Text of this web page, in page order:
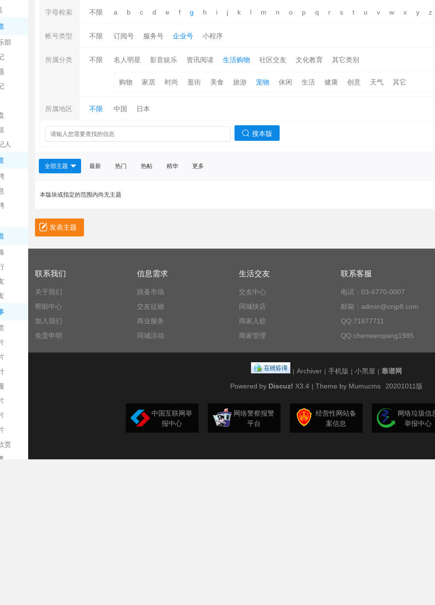
部
人
赏
字母检索 不限 a b c d e f g h i j k l m n o p q r s t u v w x y z
帐号类型 不限 订阅号 服务号 企业号 小程序
所属分类 不限 名人明星 影音娱乐 资讯阅读 生活购物 社区交友 文化教育 其它类别
购物 家居 时尚 逛街 美食 旅游 宠物 休闲 生活 健康 创意 天气 其它
所属地区 不限 中国 日本
搜本版
全部主题 最新 热门 热帖 精华 更多
本版块或指定的范围内尚无主题
发表主题
联系我们
关于我们
帮助中心
加入我们
免责申明
信息需求
跳蚤市场
交友征婚
商业服务
同城活动
生活交友
交友中心
同城快店
商家入驻
商家管理
联系客服
电话：03-6770-0007
邮箱：admin@cnjp8.com
QQ:71877711
QQ:chenwenqiang1985
Archiver 手机版 小黑屋
靠谱网
Powered by Discuz! X3.4 Theme by Mumucms 20201011版
中国互联网举
报中心
网络警察报警
平台
经营性网站备
案信息
网络垃圾信
举报中心